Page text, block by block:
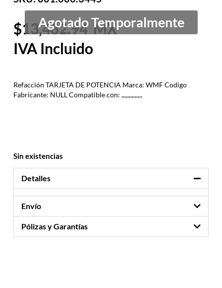
13,482.94
Refacción TARJETA DE POTENCIA Marca: WMF Codigo
Fabricante: NULL Compatible con: ,,,,,,,,,,,,,,
Sin existencias
Detalles
Envío
Pólizas y Garantías